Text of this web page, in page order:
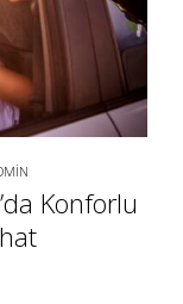
Konforlu